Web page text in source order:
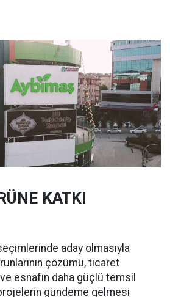
KATKI
aday olmasıyla
çözümü, ticaret
ve esnafın daha güçlü temsil
gündeme gelmesi